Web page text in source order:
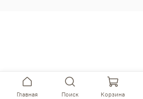
Главная Поиск Корзина